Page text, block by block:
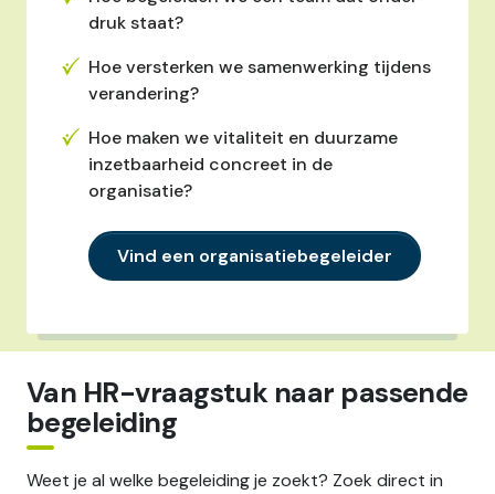
druk staat?
Hoe versterken we samenwerking tijdens
verandering?
Hoe maken we vitaliteit en duurzame
inzetbaarheid concreet in de
organisatie?
Vind een organisatiebegeleider
Van HR-vraagstuk naar passende
begeleiding
Weet je al welke begeleiding je zoekt? Zoek direct in